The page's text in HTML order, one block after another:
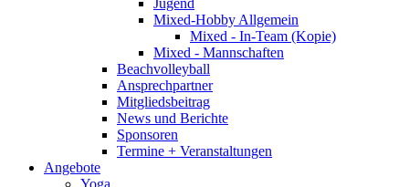
Jugend
Mixed-Hobby Allgemein
Mixed - In-Team (Kopie)
Mixed - Mannschaften
Beachvolleyball
Ansprechpartner
Mitgliedsbeitrag
News und Berichte
Sponsoren
Termine + Veranstaltungen
Angebote
Yoga